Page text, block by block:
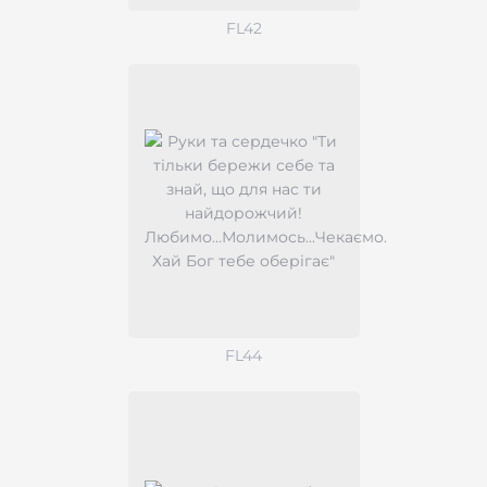
FL42
FL44